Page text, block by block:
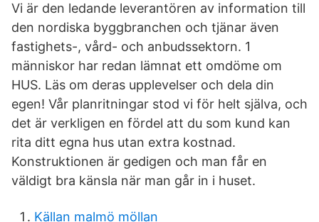
Vi är den ledande leverantören av information till
den nordiska byggbranchen och tjänar även
fastighets-, vård- och anbudssektorn. 1
människor har redan lämnat ett omdöme om
HUS. Läs om deras upplevelser och dela din
egen! Vår planritningar stod vi för helt själva, och
det är verkligen en fördel att du som kund kan
rita ditt egna hus utan extra kostnad.
Konstruktionen är gedigen och man får en
väldigt bra känsla när man går in i huset.
Källan malmö möllan